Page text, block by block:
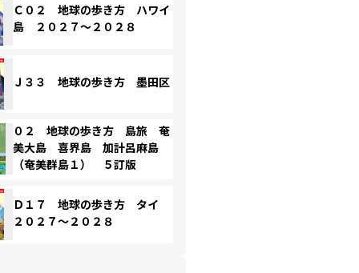
Ｃ０２ 地球の歩き方 ハワイ
島 ２０２７～２０２８
Ｊ３３ 地球の歩き方 墨田区
０２ 地球の歩き方 島旅 奄
美大島 喜界島 加計呂麻島
（奄美群島１） ５訂版
Ｄ１７ 地球の歩き方 タイ
２０２７～２０２８